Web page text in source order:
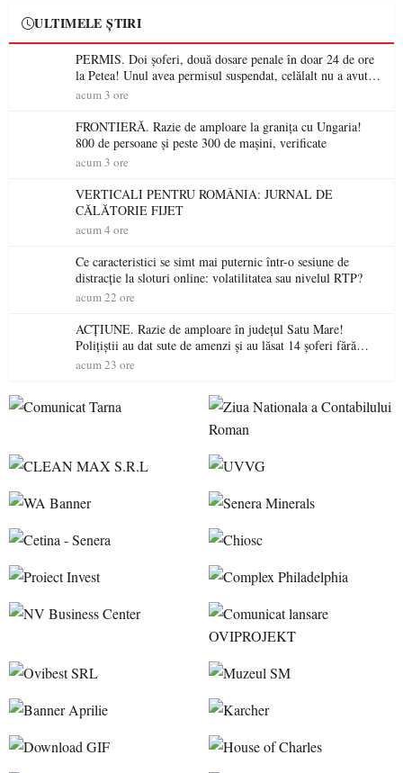
ULTIMELE ȘTIRI
PERMIS. Doi șoferi, două dosare penale în doar 24 de ore
la Petea! Unul avea permisul suspendat, celălalt nu a avut
niciodată permis
acum 3 ore
FRONTIERĂ. Razie de amploare la granița cu Ungaria!
800 de persoane și peste 300 de mașini, verificate
acum 3 ore
VERTICALI PENTRU ROMÂNIA: JURNAL DE
CĂLĂTORIE FIJET
acum 4 ore
Ce caracteristici se simt mai puternic într-o sesiune de
distracție la sloturi online: volatilitatea sau nivelul RTP?
acum 22 ore
ACȚIUNE. Razie de amploare în județul Satu Mare!
Polițiștii au dat sute de amenzi și au lăsat 14 șoferi fără
permis într-o singură zi
acum 23 ore